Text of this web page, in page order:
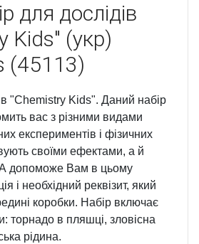
для дослідів
Kids" (укр)
(45113)
"Chemistry Kids". Даний набір
вас з різними видами
експериментів і фізичних
своїми ефектами, а й
А допоможе Вам в цьому
і необхідний реквізит, який
коробки. Набір включає
торнадо в пляшці, зловісна
рідина.